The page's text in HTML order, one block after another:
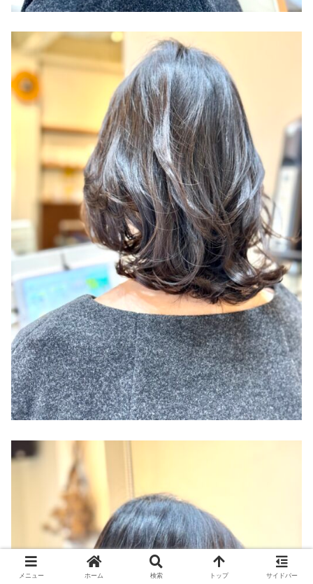
メニュー ホーム 検索 トップ サイドバー